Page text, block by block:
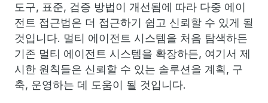
도구, 표준, 검증 방법이 개선됨에 따라 다중 에이
전트 접근법은 더 접근하기 쉽고 신뢰할 수 있게 될
것입니다. 멀티 에이전트 시스템을 처음 탐색하든
기존 멀티 에이전트 시스템을 확장하든, 여기서 제
시한 원칙들은 신뢰할 수 있는 솔루션을 계획, 구
축, 운영하는 데 도움이 될 것입니다.